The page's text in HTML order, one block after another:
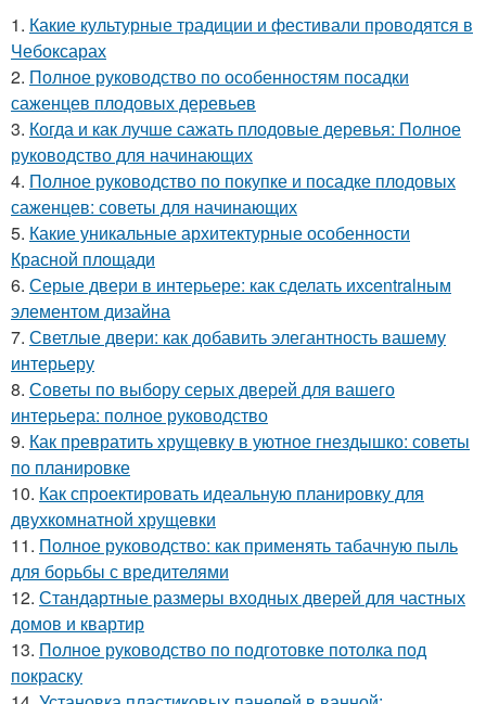
1. Какие культурные традиции и фестивали проводятся в
Чебоксарах
2. Полное руководство по особенностям посадки
саженцев плодовых деревьев
3. Когда и как лучше сажать плодовые деревья: Полное
руководство для начинающих
4. Полное руководство по покупке и посадке плодовых
саженцев: советы для начинающих
5. Какие уникальные архитектурные особенности
Красной площади
6. Серые двери в интерьере: как сделать ихcentralным
элементом дизайна
7. Светлые двери: как добавить элегантность вашему
интерьеру
8. Советы по выбору серых дверей для вашего
интерьера: полное руководство
9. Как превратить хрущевку в уютное гнездышко: советы
по планировке
10. Как спроектировать идеальную планировку для
двухкомнатной хрущевки
11. Полное руководство: как применять табачную пыль
для борьбы с вредителями
12. Стандартные размеры входных дверей для частных
домов и квартир
13. Полное руководство по подготовке потолка под
покраску